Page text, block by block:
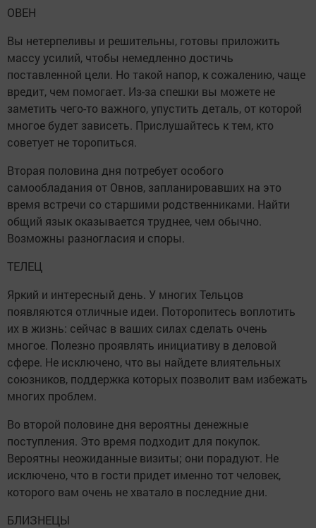
ОВЕН
Вы нетерпеливы и решительны, готовы приложить
массу усилий, чтобы немедленно достичь
поставленной цели. Но такой напор, к сожалению, чаще
вредит, чем помогает. Из-за спешки вы можете не
заметить чего-то важного, упустить деталь, от которой
многое будет зависеть. Прислушайтесь к тем, кто
советует не торопиться.
Вторая половина дня потребует особого
самообладания от Овнов, запланировавших на это
время встречи со старшими родственниками. Найти
общий язык оказывается труднее, чем обычно.
Возможны разногласия и споры.
ТЕЛЕЦ
Яркий и интересный день. У многих Тельцов
появляются отличные идеи. Поторопитесь воплотить
их в жизнь: сейчас в ваших силах сделать очень
многое. Полезно проявлять инициативу в деловой
сфере. Не исключено, что вы найдете влиятельных
союзников, поддержка которых позволит вам избежать
многих проблем.
Во второй половине дня вероятны денежные
поступления. Это время подходит для покупок.
Вероятны неожиданные визиты; они порадуют. Не
исключено, что в гости придет именно тот человек,
которого вам очень не хватало в последние дни.
БЛИЗНЕЦЫ